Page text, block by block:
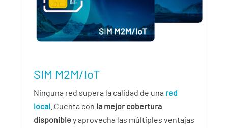
SIM M2M/IoT
Ninguna red supera la calidad de una red
local . Cuenta con la mejor cobertura
disponibley aprovecha las múltiples ventajas